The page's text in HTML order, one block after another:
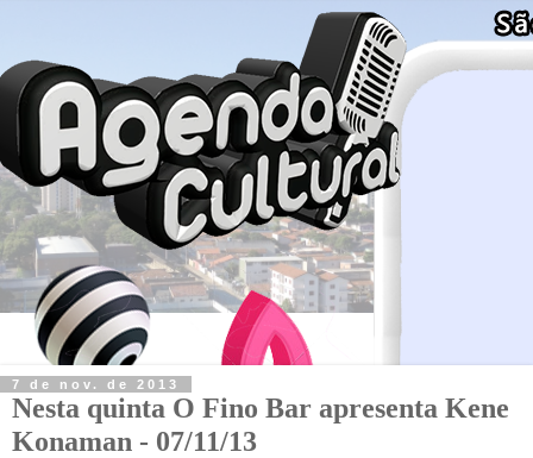
7 de nov. de 2013
Nesta quinta O Fino Bar apresenta Kene
Konaman - 07/11/13